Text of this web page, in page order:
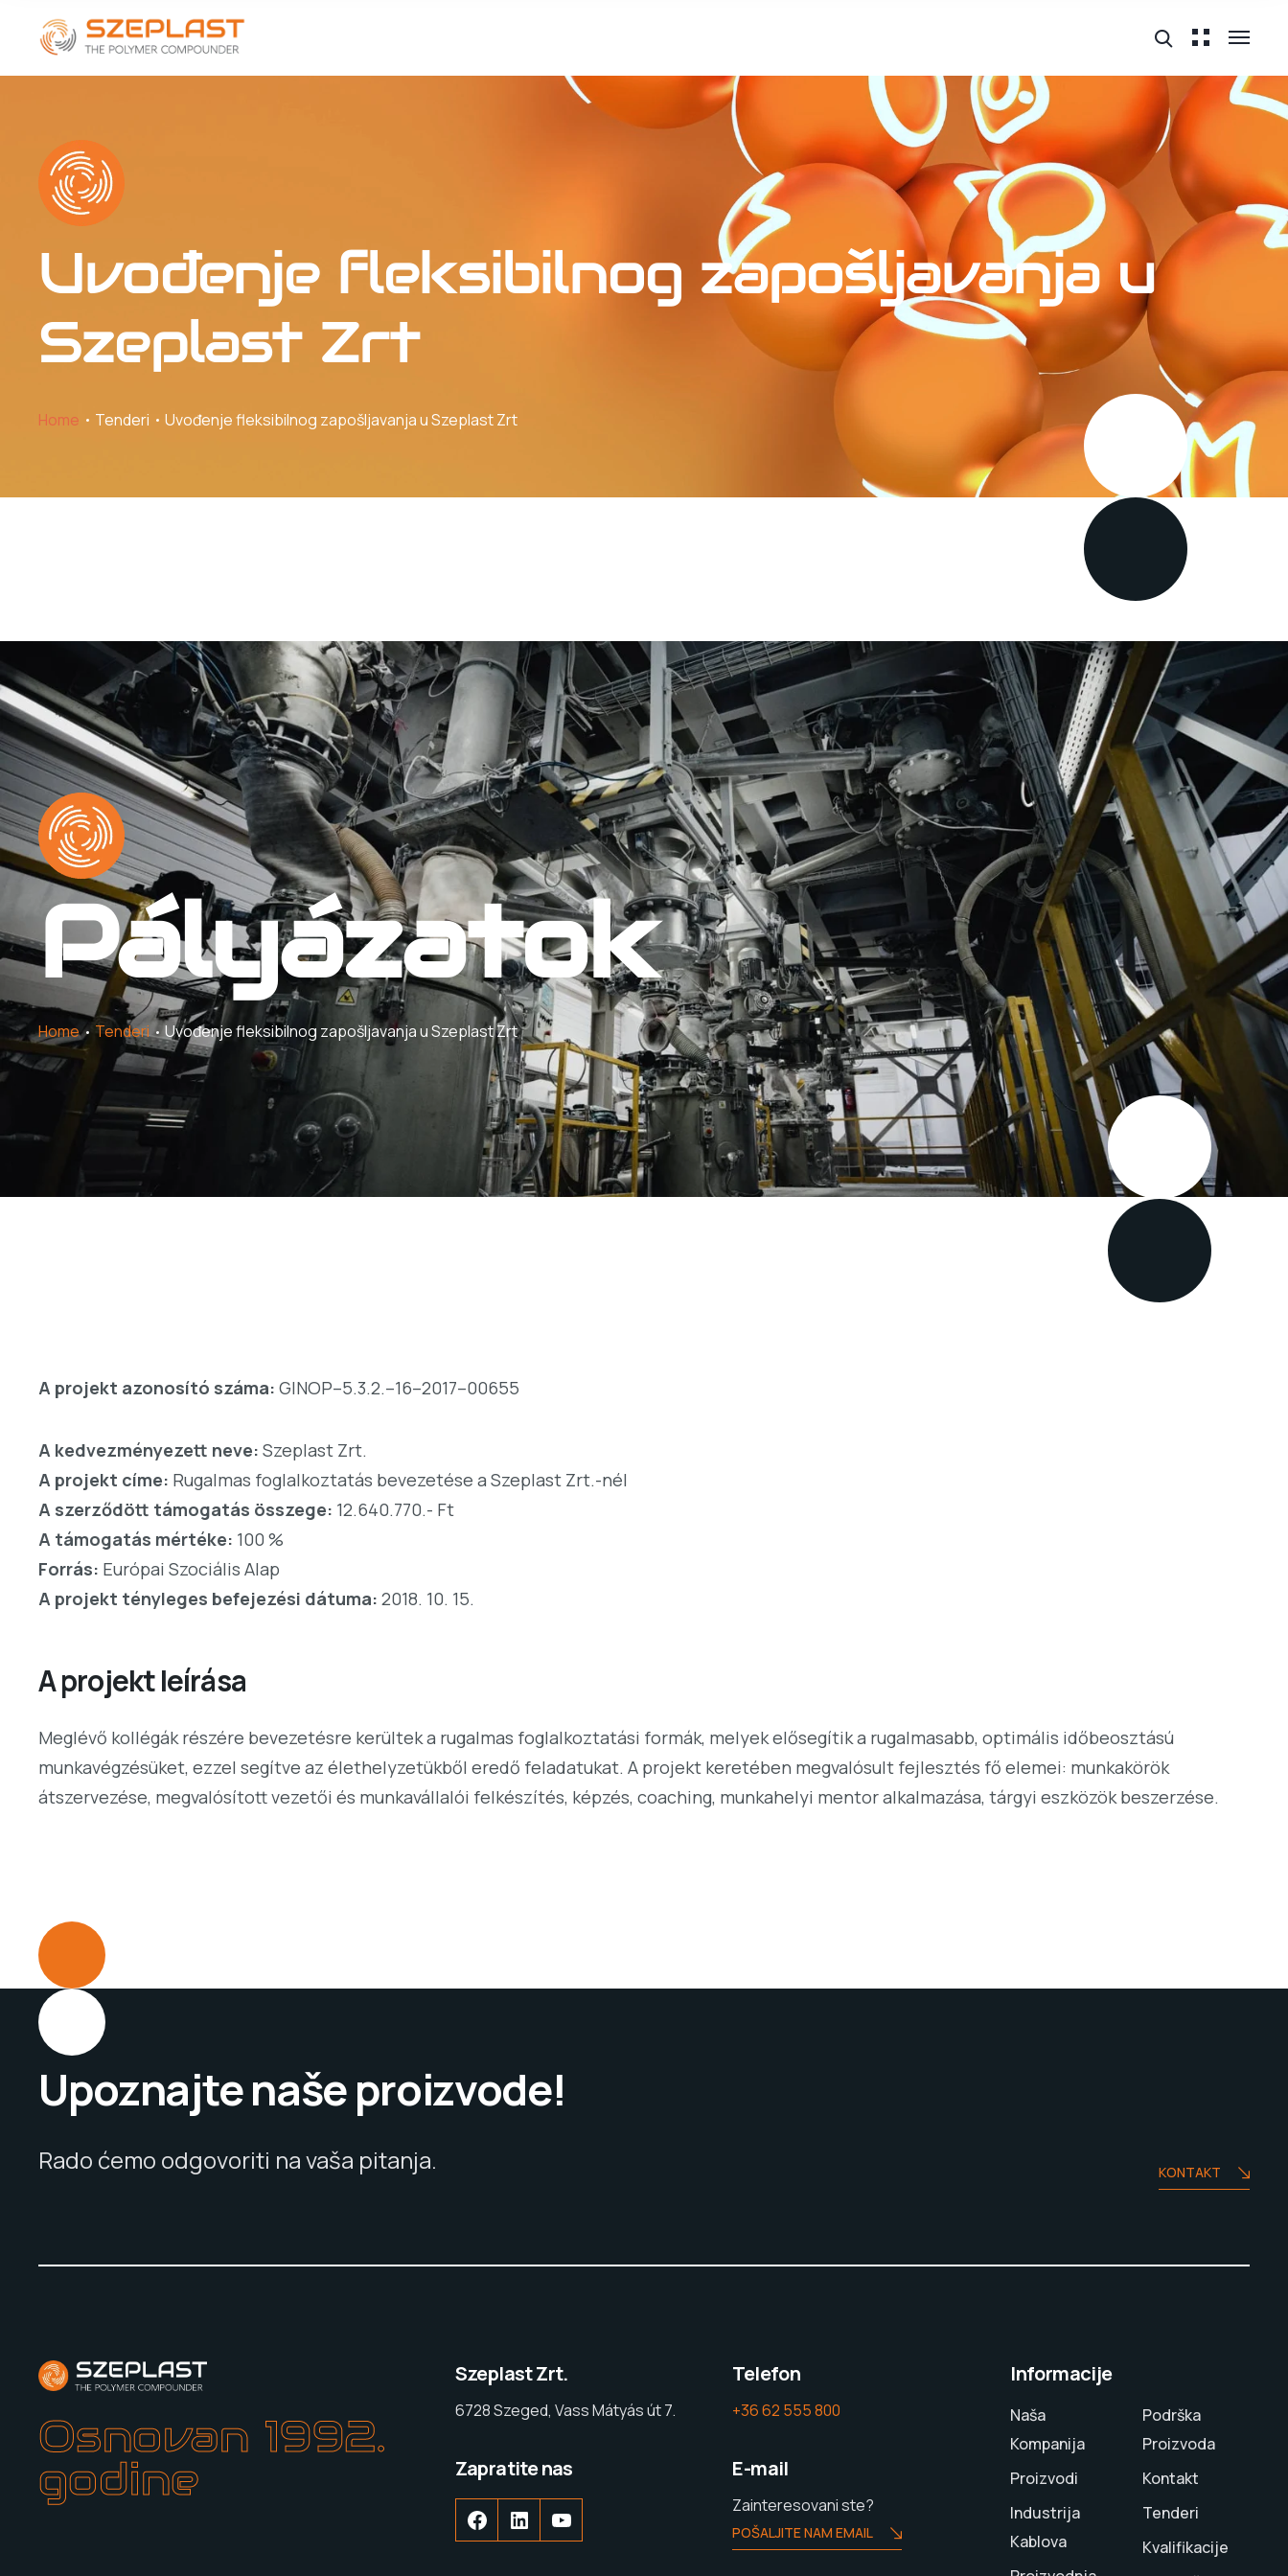
Uvođenje fleksibilnog zapošljavanja u
Szeplast Zrt
Home Tenderi Uvođenje fleksibilnog zapošljavanja u Szeplast Zrt
Pályázatok
Home Tenderi Uvođenje fleksibilnog zapošljavanja u Szeplast Zrt
A projekt azonosító száma: GINOP–5.3.2.–16–2017–00655
A kedvezményezett neve: Szeplast Zrt.
A projekt címe: Rugalmas foglalkoztatás bevezetése a Szeplast Zrt.-nél
A szerződött támogatás összege: 12.640.770.- Ft
A támogatás mértéke: 100 %
Forrás: Európai Szociális Alap
A projekt tényleges befejezési dátuma: 2018. 10. 15.
A projekt leírása
Meglévő kollégák részére bevezetésre kerültek a rugalmas foglalkoztatási formák, melyek elősegítik a rugalmasabb, optimális időbeosztású
munkavégzésüket, ezzel segítve az élethelyzetükből eredő feladatukat. A projekt keretében megvalósult fejlesztés fő elemei: munkakörök
átszervezése, megvalósított vezetői és munkavállalói felkészítés, képzés, coaching, munkahelyi mentor alkalmazása, tárgyi eszközök beszerzése.
Upoznajte naše proizvode!
Rado ćemo odgovoriti na vaša pitanja. KONTAKT
Osnovan 1992.
godine
Szeplast Zrt.
6728 Szeged, Vass Mátyás út 7.
Zapratite nas
Telefon
+36 62 555 800
E-mail
Zainteresovani ste?
POŠALJITE NAM EMAIL
Informacije
Naša
Kompanija
Proizvodi
Industrija
Kablova
Podrška
Proizvoda
Kontakt
Tenderi
Kvalifikacije